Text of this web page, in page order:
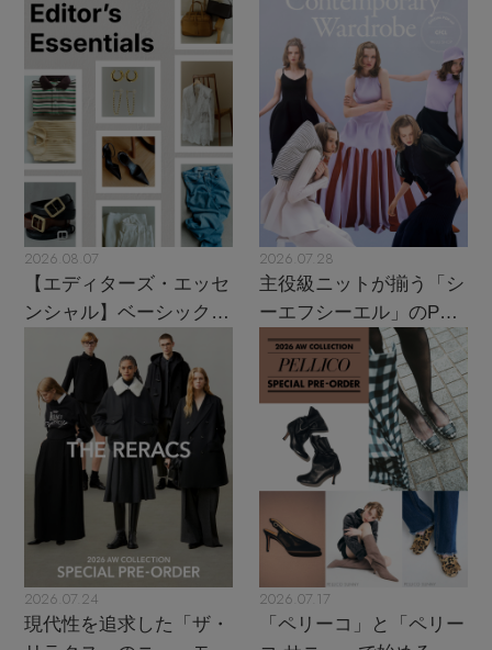
2026.08.07
【エディターズ・エッセ
ンシャル】ベーシックと
トレンドが交差する16の
2026.07.28
主役級ニットが揃う「シ
ーエフシーエル」のPOP
UPがスタート
2026.07.24
現代性を追求した「ザ・
2026.07.17
「ペリーコ」と「ペリー